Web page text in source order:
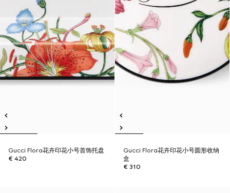
Gucci Flora花卉印花小号首饰托盘
€ 420
Gucci Flora花卉印花小号圆形收纳
盒
€ 310